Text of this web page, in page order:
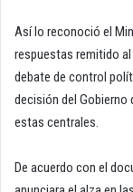
Así lo reconoció el
respuestas remitido
debate de control
decisión del Gobierno
estas centrales.
De acuerdo con el